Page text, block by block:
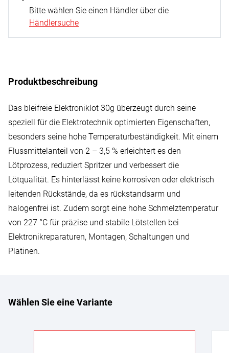
Bitte wählen Sie einen Händler über die
Händlersuche
Produktbeschreibung
Das bleifreie Elektroniklot 30g überzeugt durch seine
speziell für die Elektrotechnik optimierten Eigenschaften,
besonders seine hohe Temperaturbeständigkeit. Mit einem
Flussmittelanteil von 2 – 3,5 % erleichtert es den
Lötprozess, reduziert Spritzer und verbessert die
Lötqualität. Es hinterlässt keine korrosiven oder elektrisch
leitenden Rückstände, da es rückstandsarm und
halogenfrei ist. Zudem sorgt eine hohe Schmelztemperatur
von 227 °C für präzise und stabile Lötstellen bei
Elektronikreparaturen, Montagen, Schaltungen und
Platinen.
Wählen Sie eine Variante